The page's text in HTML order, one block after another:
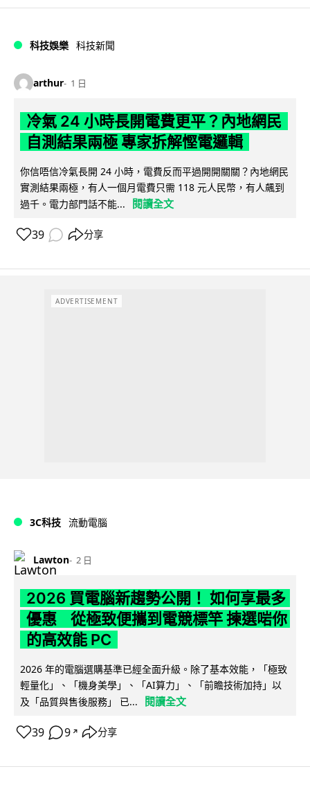
科技娛樂 科技新聞
arthur 1 日
冷氣 24 小時長開電費更平？內地網民
自測結果兩極 專家拆解慳電邏輯
你信唔信冷氣長開 24 小時，電費反而平過開開關關？內地網民
實測結果兩極，有人一個月電費只需 118 元人民幣，有人飆到
過千。電力部門話不能...
閱讀全文
39 分享
ADVERTISEMENT
3C科技 流動電腦
Lawton 2 日
2026 買電腦新趨勢公開！ 如何享最多
優惠 從極致便攜到電競標竿 揀選啱你
的高效能 PC
2026 年的電腦選購基準已經全面升級。除了基本效能，「極致
輕量化」、「機身美學」、「AI算力」、「前瞻技術加持」以
及「品質與售後服務」 已...
閱讀全文
39 9 ↗ 分享